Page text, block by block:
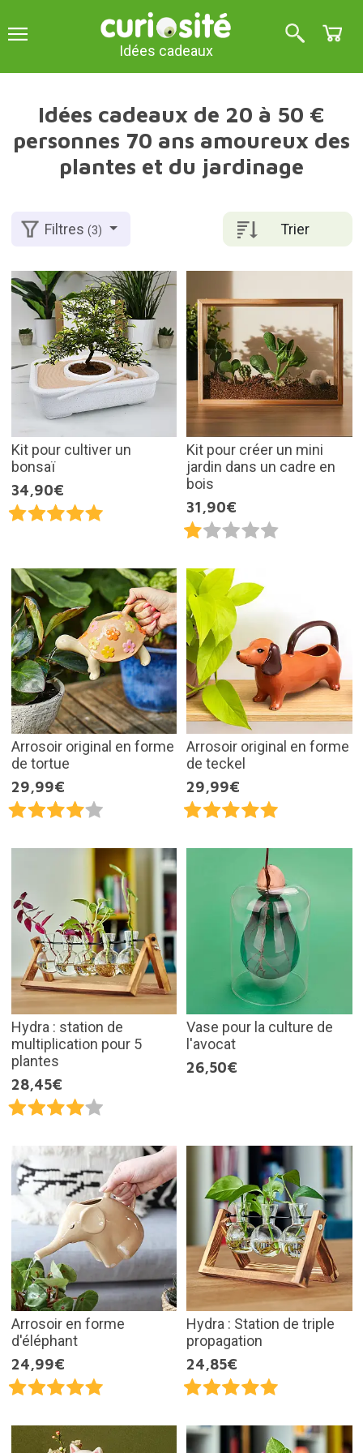
Idées cadeaux
Idées cadeaux de 20 à 50 €
personnes 70 ans amoureux des
plantes et du jardinage
Trier
Filtres(3)
Kit pour cultiver un
bonsaï
34,90€
Kit pour créer un mini
jardin dans un cadre en
bois
31,90€
Arrosoir original en forme
de tortue
29,99€
Arrosoir original en forme
de teckel
29,99€
Hydra : station de
multiplication pour 5
plantes
28,45€
Vase pour la culture de
l'avocat
26,50€
Arrosoir en forme
d'éléphant
24,99€
Hydra : Station de triple
propagation
24,85€